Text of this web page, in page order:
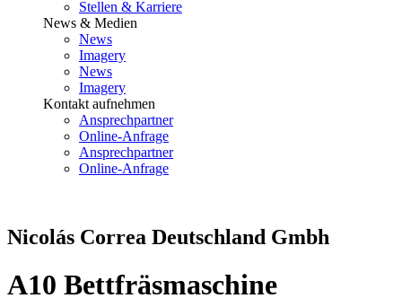
Stellen & Karriere
News & Medien
News
Imagery
News
Imagery
Kontakt aufnehmen
Ansprechpartner
Online-Anfrage
Ansprechpartner
Online-Anfrage
Nicolás Correa Deutschland Gmbh
A10 Bettfräsmaschine